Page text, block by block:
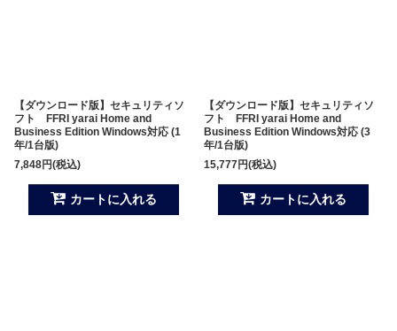
【ダウンロード版】セキュリティソ
フト FFRI yarai Home and
Business Edition Windows対応 (1
年/1台版)
7,848円(税込)
カートに入れる
【ダウンロード版】セキュリティソ
フト FFRI yarai Home and
Business Edition Windows対応 (3
年/1台版)
15,777円(税込)
カートに入れる